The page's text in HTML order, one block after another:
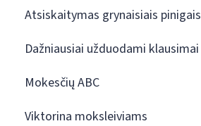
Atsiskaitymas grynaisiais pinigais
Dažniausiai užduodami klausimai
Mokesčių ABC
Viktorina moksleiviams